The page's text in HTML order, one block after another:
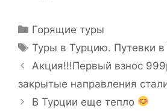
Горящие туры
Туры в Турцию. Путевки
Акция!!!Первый взнос
закрытые направления
В Турции еще тепло